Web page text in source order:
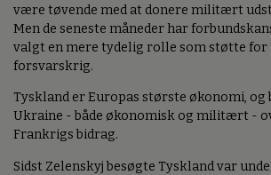
være tøvende med at donere militært
Men de seneste måneder har
valgt en mere tydelig rolle som støtte for
forsvarskrig.
Tyskland er Europas største økonomi, og
Ukraine - både økonomisk og militært -
Frankrigs bidrag.
Sidst Zelenskyj besøgte Tyskland var